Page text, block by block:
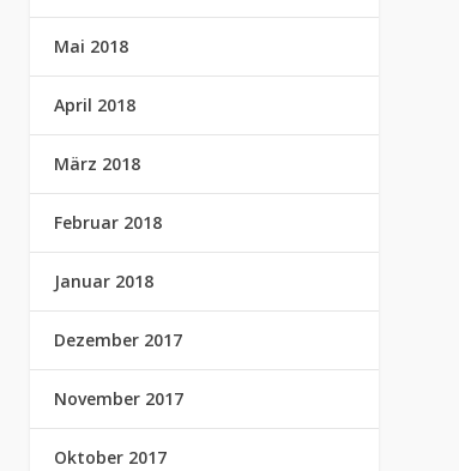
Mai 2018
April 2018
März 2018
Februar 2018
Januar 2018
Dezember 2017
November 2017
Oktober 2017